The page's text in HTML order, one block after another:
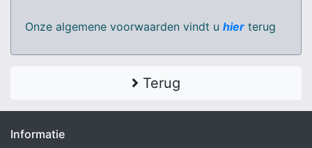
Onze algemene voorwaarden vindt u hier terug
Terug
Informatie